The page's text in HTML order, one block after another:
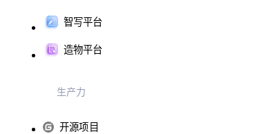
智写平台
造物平台
生产力
开源项目